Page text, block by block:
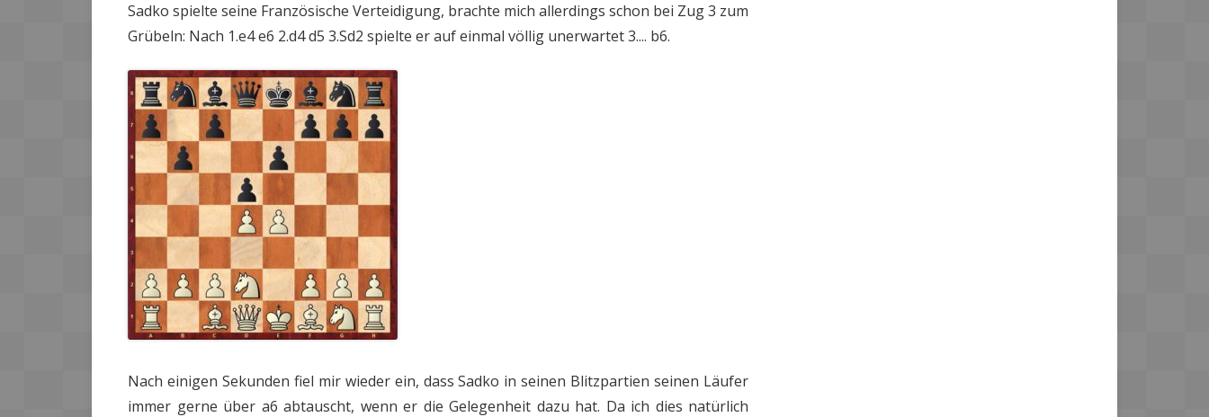
Sadko spielte seine Französische Verteidigung, brachte mich allerdings schon bei Zug 3 zum
Grübeln: Nach 1.e4 e6 2.d4 d5 3.Sd2 spielte er auf einmal völlig unerwartet 3.... b6.
Nach einigen Sekunden fiel mir wieder ein, dass Sadko in seinen Blitzpartien seinen Läufer
immer gerne über a6 abtauscht, wenn er die Gelegenheit dazu hat. Da ich dies natürlich